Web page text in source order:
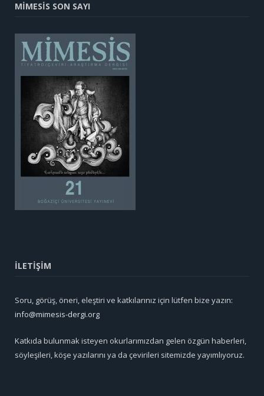
MİMESİS SON SAYI
İLETİŞİM
Soru, görüş, öneri, eleştiri ve katkılarınız için lütfen bize yazın:
info@mimesis-dergi.org
Katkıda bulunmak isteyen okurlarımızdan gelen özgün haberleri,
söyleşileri, köşe yazılarını ya da çevirileri sitemizde yayımlıyoruz.